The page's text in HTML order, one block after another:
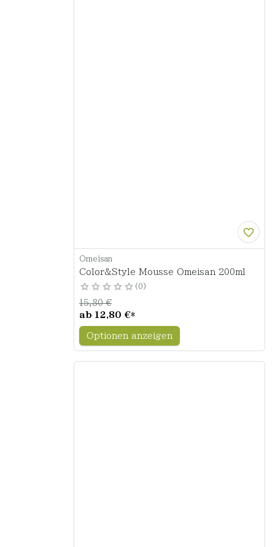
Omeisan
Color&Style Mousse Omeisan 200ml
0
ab 12,80 €*
15,80 €
Optionen anzeigen